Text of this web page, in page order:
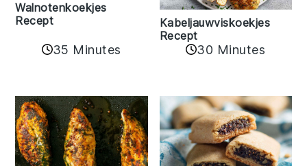
Walnotenkoekjes
Recept
35 Minutes
Kabeljauwviskoekjes
Recept
30 Minutes